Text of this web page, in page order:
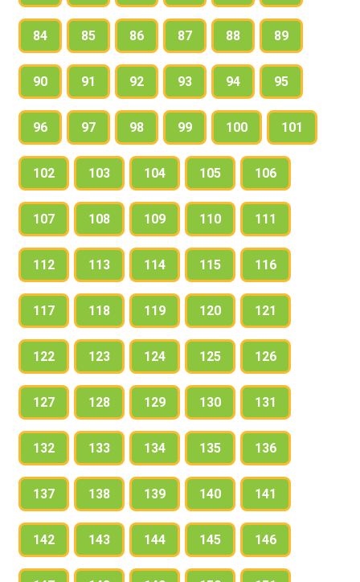
84 85 86 87 88 89
90 91 92 93 94 95
96 97 98 99 100 101
102 103 104 105 106
107 108 109 110 111
112 113 114 115 116
117 118 119 120 121
122 123 124 125 126
127 128 129 130 131
132 133 134 135 136
137 138 139 140 141
142 143 144 145 146